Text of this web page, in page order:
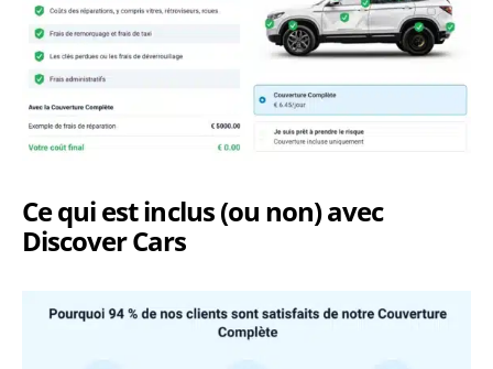
Ce qui est inclus (ou non) avec
Discover Cars